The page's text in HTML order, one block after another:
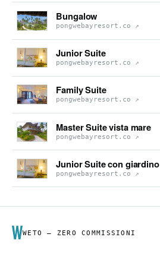
Bungalow
pongwebayresort.co ↗
Junior Suite
pongwebayresort.co ↗
Family Suite
pongwebayresort.co ↗
Master Suite vista mare
pongwebayresort.co ↗
Junior Suite con giardino
pongwebayresort.co ↗
WETO — ZERO COMMISSIONI